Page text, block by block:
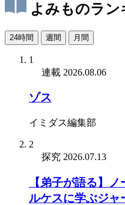
よみものラン
24時間 週間 月間
1
連載 2026.08.06
ゾス
イミダス編集部
2
探究 2026.07.13
【弟子が語る】
ルケスに学ぶジャ